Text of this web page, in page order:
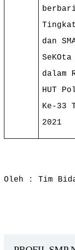
Tingkat
dan
dalam
HUT
Ke-33
2021
Oleh : Tim